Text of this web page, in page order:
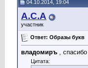
04.10.2014, 19:04
А.С.А
участник
Ответ: Образы букв
владомиръ ,
Цитата: